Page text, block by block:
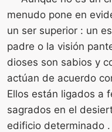
menudo pone en
un ser superior : un
padre o la visión
dioses son sabios y
actúan de acuerdo
Ellos están ligados a
sagrados en el
edificio determinado